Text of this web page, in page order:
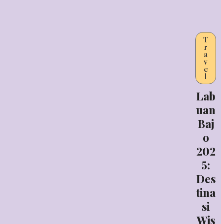
T
r
a
v
e
l
Lab
uan
Baj
o
202
5:
Des
tina
si
Wis